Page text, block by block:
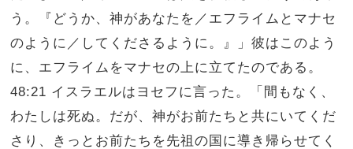
う。『どうか、神があなたを／エフライムとマナセ
のように／してくださるように。』」彼はこのよう
に、エフライムをマナセの上に立てたのである。
48:21 イスラエルはヨセフに言った。「間もなく、
わたしは死ぬ。だが、神がお前たちと共にいてくだ
さり、きっとお前たちを先祖の国に導き帰らせてく